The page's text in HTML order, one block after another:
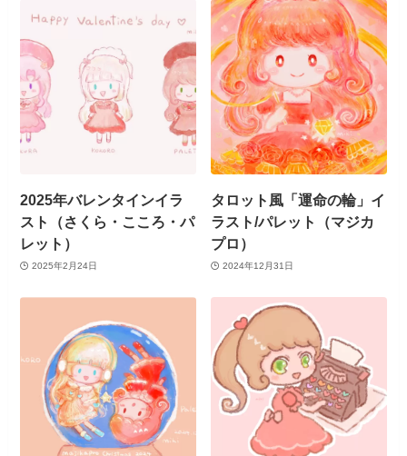
2025年バレンタインイラ
スト（さくら・こころ・パ
レット）
2025年2月24日
タロット風「運命の輪」イ
ラスト/パレット（マジカ
プロ）
2024年12月31日